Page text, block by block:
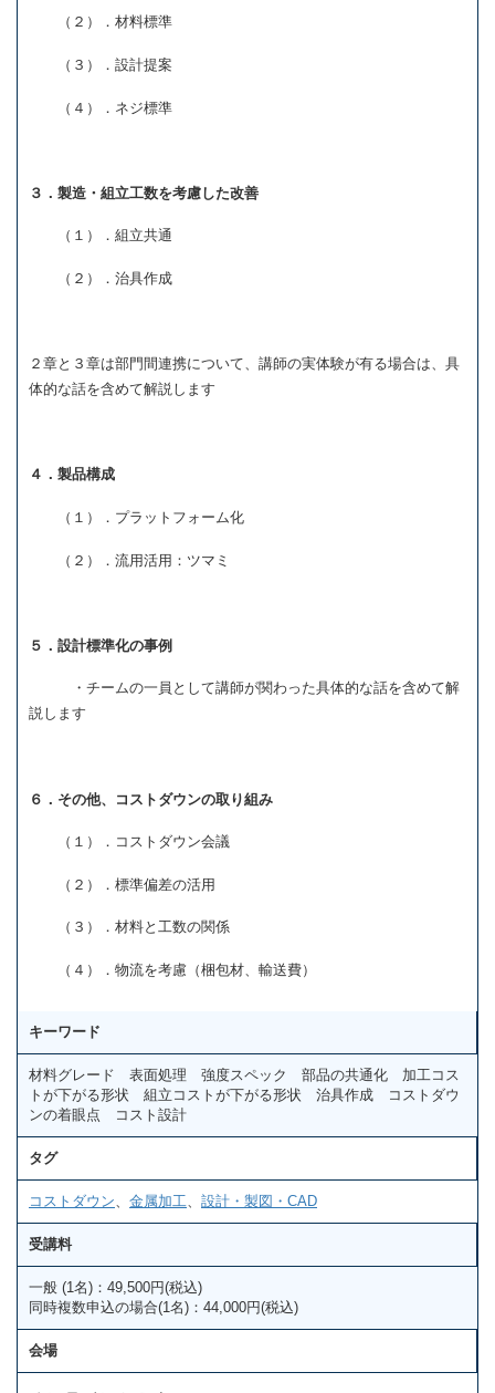
（２）．材料標準
（３）．設計提案
（４）．ネジ標準
３．製造・組立工数を考慮した改善
（１）．組立共通
（２）．治具作成
２章と３章は部門間連携について、講師の実体験が有る場合は、具
体的な話を含めて解説します
４．製品構成
（１）．プラットフォーム化
（２）．流用活用：ツマミ
５．設計標準化の事例
・チームの一員として講師が関わった具体的な話を含めて解
説します
６．その他、コストダウンの取り組み
（１）．コストダウン会議
（２）．標準偏差の活用
（３）．材料と工数の関係
（４）．物流を考慮（梱包材、輸送費）
キーワード
材料グレード 表面処理 強度スペック 部品の共通化 加工コス
トが下がる形状 組立コストが下がる形状 治具作成 コストダウ
ンの着眼点 コスト設計
タグ
コストダウン、 金属加工、 設計・製図・CAD
受講料
一般 (1名)：49,500円(税込)
同時複数申込の場合(1名)：44,000円(税込)
会場